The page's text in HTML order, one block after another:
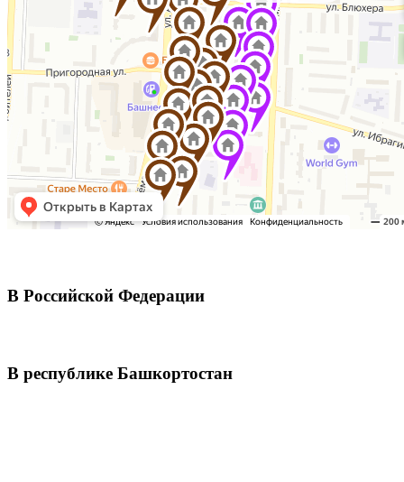
В Российской Федерации
В республике Башкортостан